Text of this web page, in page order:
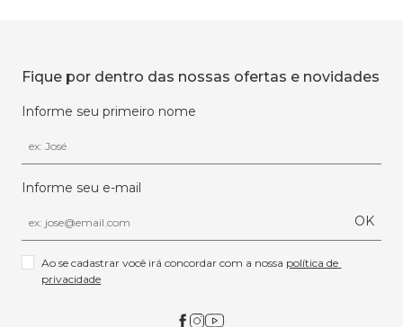
Fique por dentro das nossas ofertas e novidades
Informe seu primeiro nome
Informe seu e-mail
OK
Ao se cadastrar você irá concordar com a nossa política de
privacidade